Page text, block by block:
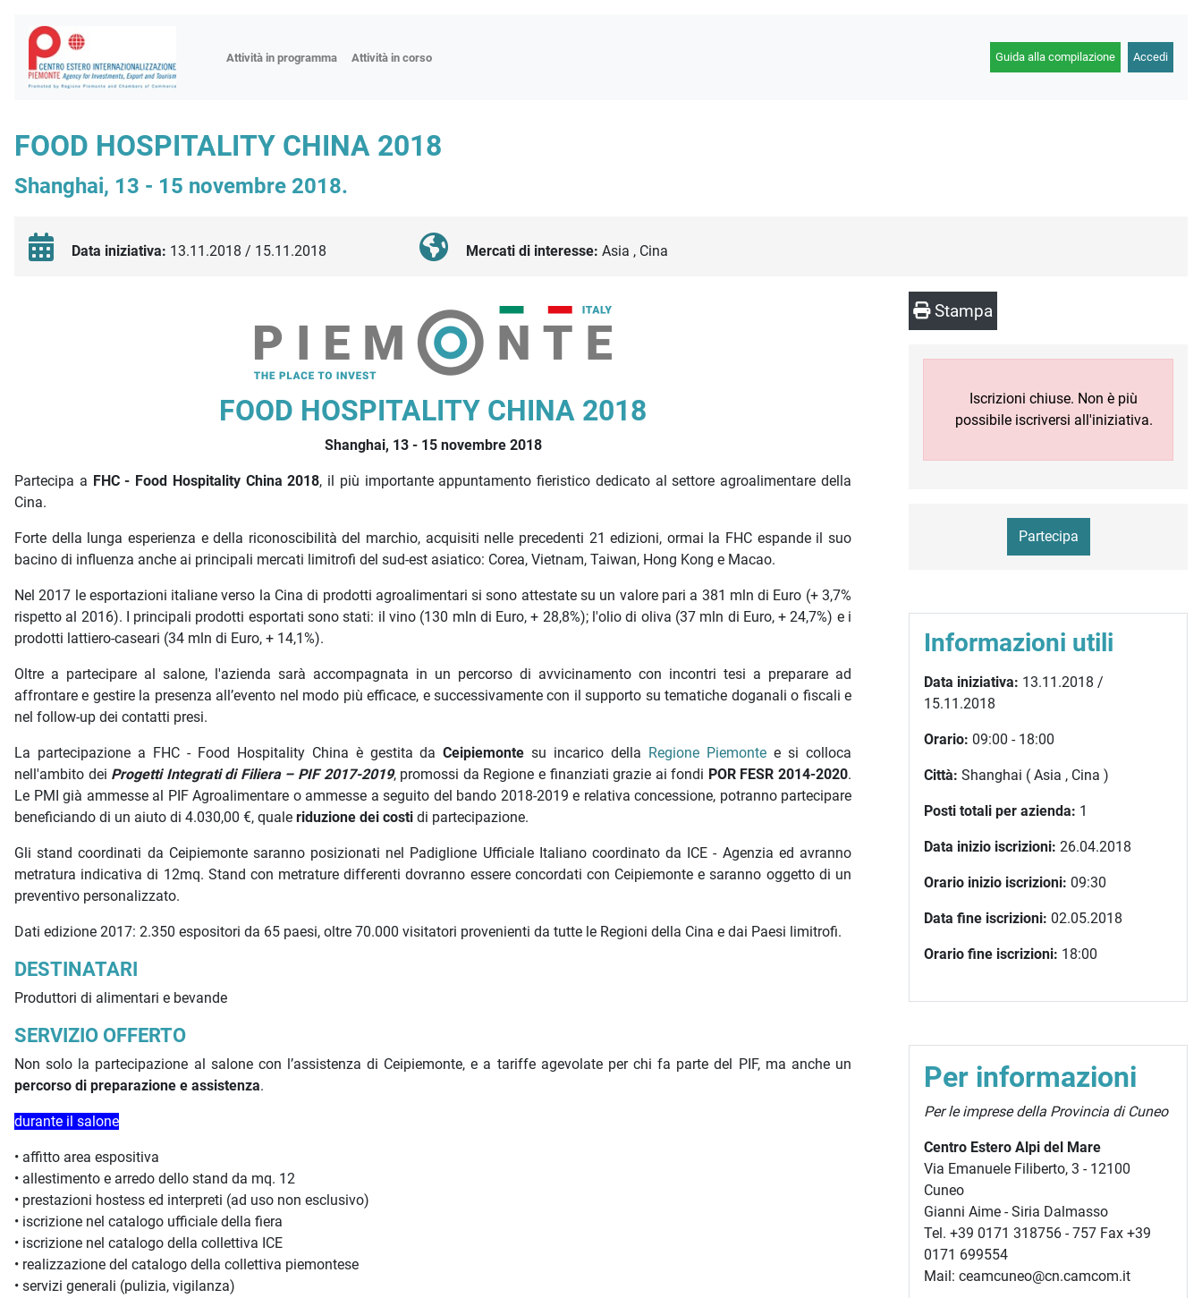
Attività in programma Attività in corso
Fiere
Workshop
Focus settoriali
Guida alla compilazione Accedi
FOOD HOSPITALITY CHINA 2018
Shanghai, 13 - 15 novembre 2018.
Data iniziativa: 13.11.2018 / 15.11.2018 Mercati di interesse: Asia , Cina
Descrizione iniziativaFOOD HOSPITALITY CHINA 2018
Shanghai, 13 - 15 novembre 2018
Partecipa a FHC - Food Hospitality China 2018, il più importante appuntamento fieristico dedicato al settore agroalimentare della
Cina.
Forte della lunga esperienza e della riconoscibilità del marchio, acquisiti nelle precedenti 21 edizioni, ormai la FHC espande il suo
bacino di influenza anche ai principali mercati limitrofi del sud-est asiatico: Corea, Vietnam, Taiwan, Hong Kong e Macao.
Nel 2017 le esportazioni italiane verso la Cina di prodotti agroalimentari si sono attestate su un valore pari a 381 mln di Euro (+ 3,7%
rispetto al 2016). I principali prodotti esportati sono stati: il vino (130 mln di Euro, + 28,8%); l'olio di oliva (37 mln di Euro, + 24,7%) e i
prodotti lattiero-caseari (34 mln di Euro, + 14,1%).
Oltre a partecipare al salone, l'azienda sarà accompagnata in un percorso di avvicinamento con incontri tesi a preparare ad
affrontare e gestire la presenza all’evento nel modo più efficace, e successivamente con il supporto su tematiche doganali o fiscali e
nel follow-up dei contatti presi.
La partecipazione a FHC - Food Hospitality China è gestita daCeipiemonte su incarico della Regione Piemonte e si colloca
nell'ambito dei Progetti Integrati di Filiera – PIF 2017-2019, promossi da Regione e finanziati grazie ai fondi POR FESR 2014-2020.
Le PMI già ammesse al PIF Agroalimentare o ammesse a seguito del bando 2018-2019 e relativa concessione, potranno partecipare
beneficiando di un aiuto di 4.030,00 €, quale riduzione dei costi di partecipazione.
Gli stand coordinati da Ceipiemonte saranno posizionati nel Padiglione Ufficiale Italiano coordinato da ICE - Agenzia ed avranno
metratura indicativa di 12mq. Stand con metrature differenti dovranno essere concordati con Ceipiemonte e saranno oggetto di un
preventivo personalizzato.
Dati edizione 2017: 2.350 espositori da 65 paesi, oltre 70.000 visitatori provenienti da tutte le Regioni della Cina e dai Paesi limitrofi.
DESTINATARI
Produttori di alimentari e bevande
SERVIZIO OFFERTO
Non solo la partecipazione al salone con l’assistenza di Ceipiemonte, e a tariffe agevolate per chi fa parte del PIF, ma anche un
percorso di preparazione e assistenza.
durante il salone
• affitto area espositiva
• allestimento e arredo dello stand da mq. 12
• prestazioni hostess ed interpreti (ad uso non esclusivo)
• iscrizione nel catalogo ufficiale della fiera
• iscrizione nel catalogo della collettiva ICE
• realizzazione del catalogo della collettiva piemontese
• servizi generali (pulizia, vigilanza)
Stampa
Iscrizioni chiuse. Non è più
possibile iscriversi all'iniziativa.
Partecipa
Informazioni utili
Data iniziativa: 13.11.2018 /
15.11.2018
Orario: 09:00 - 18:00
Città: Shanghai ( Asia , Cina )
Posti totali per azienda: 1
Data inizio iscrizioni: 26.04.2018
Orario inizio iscrizioni: 09:30
Data fine iscrizioni: 02.05.2018
Orario fine iscrizioni: 18:00
Per informazioni
Per le imprese della Provincia di Cuneo
Centro Estero Alpi del Mare
Via Emanuele Filiberto, 3 - 12100
Cuneo
Gianni Aime - Siria Dalmasso
Tel. +39 0171 318756 - 757 Fax +39
0171 699554
Mail: ceamcuneo@cn.camcom.it